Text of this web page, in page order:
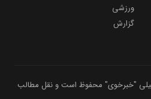
ورزشی
گزارش
"خبرخوی" محفوظ است و نقل مطالب